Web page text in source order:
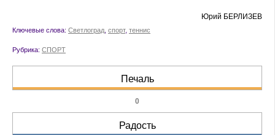
Юрий БЕРЛИЗЕВ
Ключевые слова: Светлоград спорт, теннис
Рубрика: СПОРТ
Печаль
0
Радость